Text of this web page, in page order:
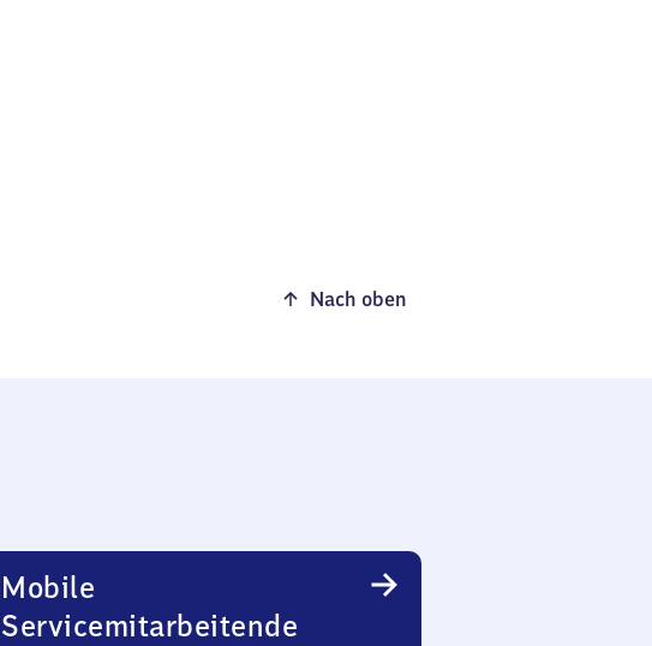
Nach oben
Mobile
Servicemitarbeitende